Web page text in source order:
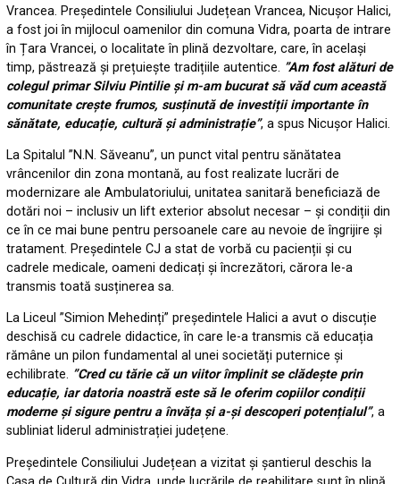
Vrancea. Președintele Consiliului Județean Vrancea, Nicușor Halici,
a fost joi în mijlocul oamenilor din comuna Vidra, poarta de intrare
în Țara Vrancei, o localitate în plină dezvoltare, care, în același
timp, păstrează și prețuiește tradițiile autentice. ”Am fost alături de
colegul primar Silviu Pintilie și m-am bucurat să văd cum această
comunitate crește frumos, susținută de investiții importante în
sănătate, educație, cultură și administrație”, a spus Nicușor Halici.
La Spitalul ”N.N. Săveanu”, un punct vital pentru sănătatea
vrâncenilor din zona montană, au fost realizate lucrări de
modernizare ale Ambulatoriului, unitatea sanitară beneficiază de
dotări noi – inclusiv un lift exterior absolut necesar – și condiții din
ce în ce mai bune pentru persoanele care au nevoie de îngrijire și
tratament. Președintele CJ a stat de vorbă cu pacienții și cu
cadrele medicale, oameni dedicați și încrezători, cărora le-a
transmis toată susținerea sa.
La Liceul ”Simion Mehedinți” președintele Halici a avut o discuție
deschisă cu cadrele didactice, în care le-a transmis că educația
rămâne un pilon fundamental al unei societăți puternice și
echilibrate. ”Cred cu tărie că un viitor împlinit se clădește prin
educație, iar datoria noastră este să le oferim copiilor condiții
moderne și sigure pentru a învăța și a-și descoperi potențialul”, a
subliniat liderul administrației județene.
Președintele Consiliului Județean a vizitat și șantierul deschis la